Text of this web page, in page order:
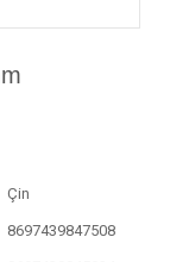
Çin
8697439847508